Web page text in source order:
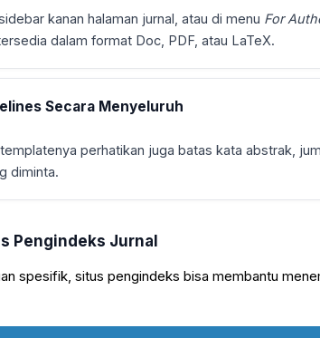
kanan halaman jurnal, atau di menu For
dalam format Doc, PDF, atau LaTeX.
Secara Menyeluruh
perhatikan juga batas kata abstrak,
diminta.
Pengindeks Jurnal
spesifik, situs pengindeks bisa membantu